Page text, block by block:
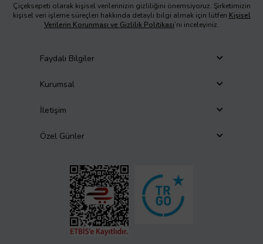
Çiçeksepeti olarak kişisel verilerinizin gizliliğini önemsiyoruz. Şirketimizin
kişisel veri işleme süreçleri hakkında detaylı bilgi almak için lütfen Kişisel
Verilerin Korunması ve Gizlilik Politikası’nı inceleyiniz.
Faydalı Bilgiler
Kurumsal
İletişim
Özel Günler